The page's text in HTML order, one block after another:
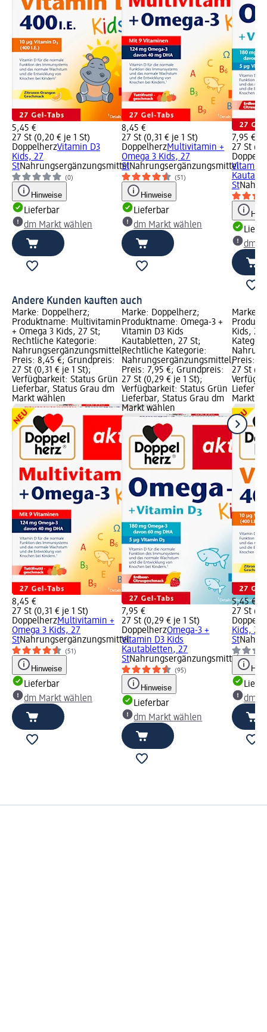
5,45 €
27 St (0,20 € je 1 St)
DoppelherzVitamin D3
Kids, 27
StNahrungsergänzungsmittel
(0)
Hinweise
Lieferbar
dm Markt wählen
8,45 €
27 St (0,31 € je 1 St)
DoppelherzMultivitamin +
Omega 3 Kids, 27
StNahrungsergänzungsmittel
(51)
Hinweise
Lieferbar
dm Markt wählen
7,95 €
27 St
Vitamin
St
dm
Andere Kunden kauften auch
Marke: Doppelherz;
Produktname: Multivitamin
+ Omega 3 Kids, 27 St;
Rechtliche Kategorie:
Nahrungsergänzungsmittel;
Preis: 8,45 €; Grundpreis:
27 St (0,31 € je 1 St);
Verfügbarkeit: Status Grün
Lieferbar, Status Grau dm
Markt wählen
8,45 €
27 St (0,31 € je 1 St)
DoppelherzMultivitamin +
Omega 3 Kids, 27
StNahrungsergänzungsmittel
(51)
Hinweise
Lieferbar
dm Markt wählen
Marke: Doppelherz;
Produktname: Omega-3 +
Vitamin D3 Kids
Kautabletten, 27 St;
Rechtliche Kategorie:
Nahrungsergänzungsmittel;
Preis: 7,95 €; Grundpreis:
27 St (0,29 € je 1 St);
Verfügbarkeit: Status Grün
Lieferbar, Status Grau dm
Markt wählen
7,95 €
27 St (0,29 € je 1 St)
DoppelherzOmega-3 +
Vitamin D3 Kids
Kautabletten, 27
StNahrungsergänzungsmittel
(95)
Hinweise
Lieferbar
dm Markt wählen
Marke:
Kids, 27
Preis:
27 St
Markt
5,45 €
27 St
Kids, 27
St
dm